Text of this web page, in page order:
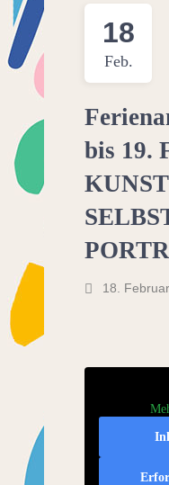
18
Feb.
bis 19.
18.